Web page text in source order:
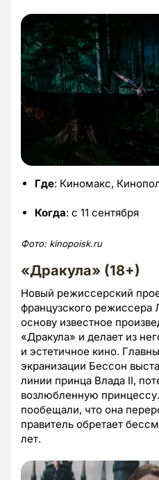
Где: Киномакс,
Когда: с 11 сентября
Фото: kinopoisk.ru
«Дракула» (18+)
Новый режиссерский
французского режиссера
основу известное
«Дракула» и делает из
и эстетичное кино.
экранизации Бессон
линии принца Влада II,
возлюбленную
пообещали, что она
правитель обретает
лет.